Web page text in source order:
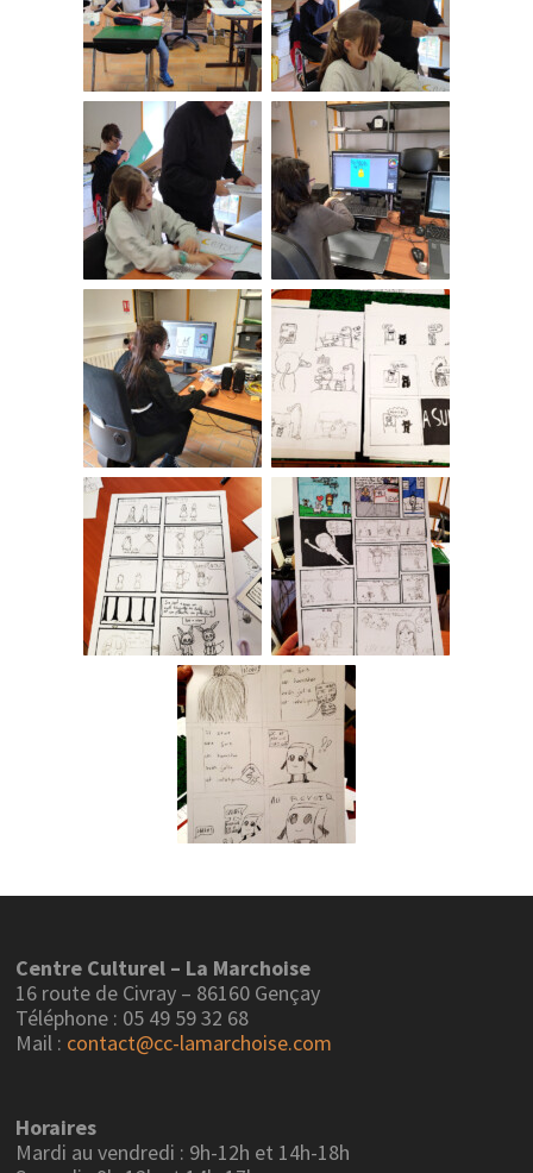
Centre Culturel – La Marchoise
16 route de Civray – 86160 Gençay
Téléphone : 05 49 59 32 68
Mail : contact@cc-lamarchoise.com
Horaires
Mardi au vendredi : 9h-12h et 14h-18h